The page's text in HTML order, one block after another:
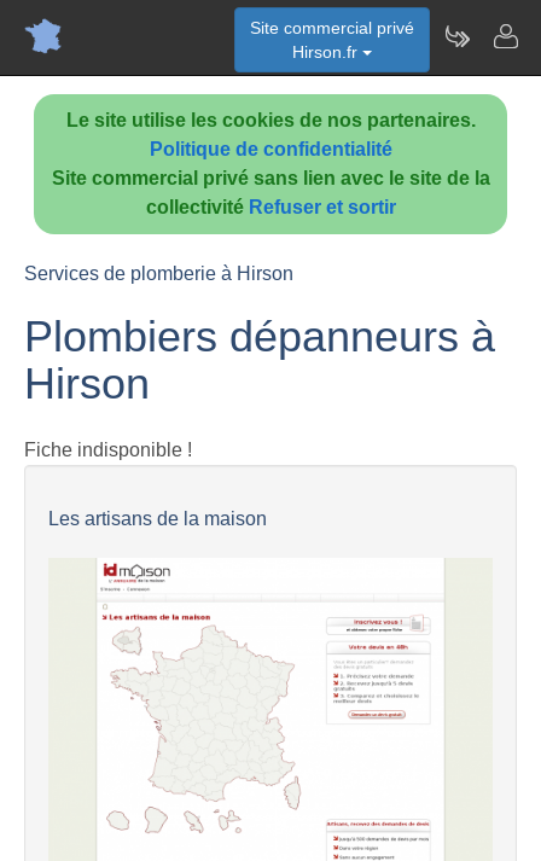
Le site utilise les cookies de nos partenaires.
Politique de confidentialité
Site commercial privé sans lien avec le site de la
collectivité Refuser et sortir
Site commercial privé
Hirson.fr
Services de plomberie à Hirson
Plombiers dépanneurs à
Hirson
Fiche indisponible !
Les artisans de la maison